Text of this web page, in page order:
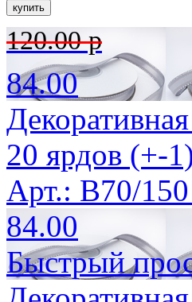
120.00 р
84.00
20 ярдов (+-
Арт.: B70/
84.00
Быстрый